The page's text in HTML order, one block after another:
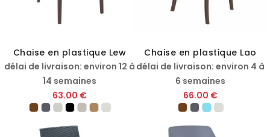
Chaise en plastique Lew
délai de livraison: environ 12 à
14 semaines
63.00 €
Chaise en plastique Lao
délai de livraison: environ 4 à
6 semaines
66.00 €